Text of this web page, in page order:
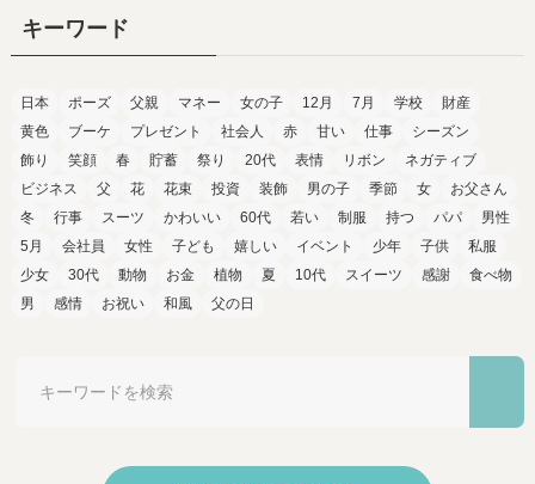
キーワード
日本 ポーズ 父親 マネー 女の子 12月 7月 学校
財産
黄色
ブーケ プレゼント 社会人 赤 甘い 仕事
シーズン
飾り
笑顔 春 貯蓄 祭り 20代 表情 リボン
ネガティブ
ビジネス
父 花 花束 投資 装飾 男の子 季節 女
お父さん
冬
行事 スーツ かわいい 60代 若い 制服 持つ パパ
男性
5月
会社員 女性 子ども 嬉しい イベント 少年 子供
私服
少女
30代 動物 お金 植物 夏 10代 スイーツ 感謝
食べ物
男
感情 お祝い 和風 父の日